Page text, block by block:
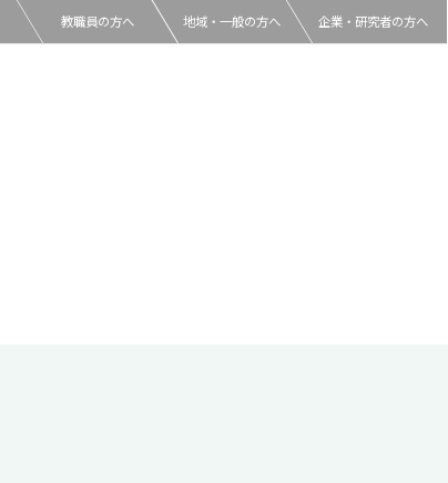
教職員の方へ 地域・一般の方へ 企業・研究者の方へ